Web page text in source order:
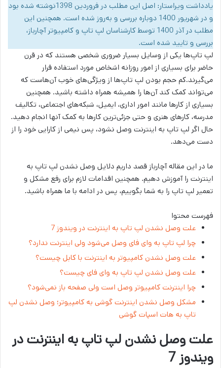
یادداشت ویراستار: اصل این مطلب در فروردین 1398نوشته شده بود
و در شهریور 1400 دوباره بررسی و به‌روز شده است. همچنین این
مطلب در آذر 1400 توسط کارشناسان لپ تاپ و کامپیوتر آچارباز،
بررسی و تایید شده است.
لپ تاپ‌ها یکی از وسایل بسیار ضروری شخصی هستند که در قرن
حاضر برای بسیاری از امور روزانه اشخاص مورد استفاده قرار
می‌گیرند.کم حجم بودن لپ تاپ‌ها از ویژگی‌های خوب آن‌هاست که
می‌تواند کمک کند آن‌ها را همیشه همراه داشته باشید. همچنین
بسیاری از کارها مانند امور اداری، ایمیل، شبکه‌های اجتماعی، تکالیف
مدرسه، کارهای هنری و حتی جزئی‌ترین کارها به کمک آنها انجام دهید.
حال اگر لپ تاپ به اینترنت وصل نشود، پس نیمی از کارایی خود را از
دست می‌دهد.
ما در این مقاله آچارباز قصد داریم دلایل وصل نشدن لپ تاپ به
اینترنت را آموزش دهیم. همچنین اقدامات لازم برای رفع مشکل و
تعمیر لپ تاپ را به شما بگوییم، پس در ادامه با ما همراه باشید.
فهرست محتوا
علت وصل نشدن لپ تاپ به اینترنت در ویندوز 7
چرا لپ تاپ به وای فای وصل می‌شود ولی اینترنت ندارد؟
علت وصل نشدن کامپیوتر به اینترنت با کابل چیست؟
علت وصل نشدن لپ تاپ به وای فای چیست؟
چرا اینترنت کامپیوتر وصل است ولی صفحه باز نمی‌شود؟
مشکل وصل نشدن اینترنت گوشی به کامپیوتر؛ وصل نشدن لپ
تاپ به هات اسپات گوشی
علت وصل نشدن لپ تاپ به اینترنت در
ویندوز 7